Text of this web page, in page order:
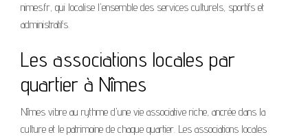
nimes.fr, qui localise l'ensemble des services culturels, sportifs et
administratifs.
Les associations locales par
quartier à Nîmes
Nîmes vibre au rythme d'une vie associative riche, ancrée dans la
culture et le patrimoine de chaque quartier. Les associations locales